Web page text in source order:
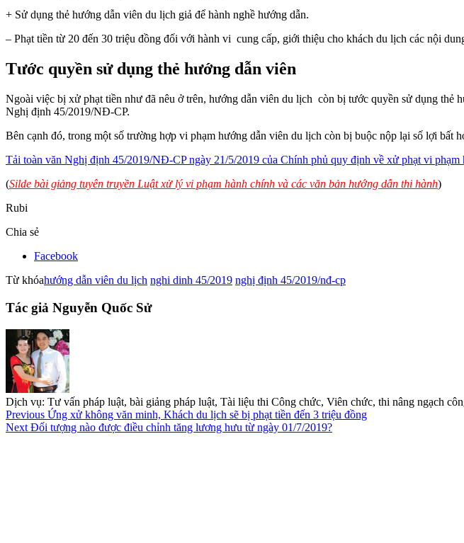
+ Sử dụng thẻ hướng dẫn viên du lịch giả để hành nghề hướng dẫn.
– Phạt tiền từ 20 đến 30 triệu đồng đối với hành vi cung cấp, giới thiệu cho khách du lịch các nội
Tước quyền sử dụng thẻ hướng dẫn viên
Ngoài việc bị xử phạt tiền như đã nêu ở trên, hướng dẫn viên du lịch còn bị tước quyền sử dụng
Nghị định 45/2019/NĐ-CP.
Bên cạnh đó, trong một số trường hợp vi phạm hướng dẫn viên du lịch còn bị buộc nộp lại số lợi bất
Tải toàn văn Nghị định 45/2019/NĐ-CP ngày 21/5/2019 của Chính phủ quy định về xử phạt vi
(Silde bài giảng tuyên truyền Luật xử lý vi phạm hành chính và các văn bản hướng dẫn thi hành)
Rubi
Chia sẻ
Facebook
Từ khóahướng dẫn viên du lịch nghi dinh 45/2019 nghị định 45/2019/nđ-cp
Tác giả Nguyễn Quốc Sử
Dịch vụ: Tư vấn pháp luật, bài giảng pháp luật, Tài liệu thi Công chức, Viên chức, thi nâng ngạch
Previous Ứng xử không văn minh, Khách du lịch sẽ bị phạt tiền đến 3 triệu đồng
Next Đối tượng nào được điều chỉnh tăng lương hưu từ ngày 01/7/2019?